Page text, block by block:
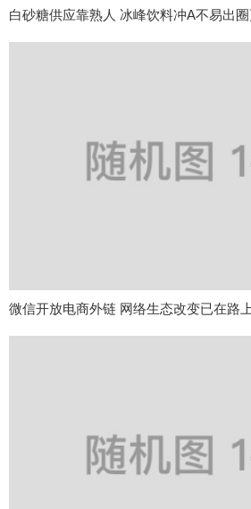
白砂糖供应靠熟人 冰峰饮料冲A不易出
微信开放电商外链 网络生态改变已在路上